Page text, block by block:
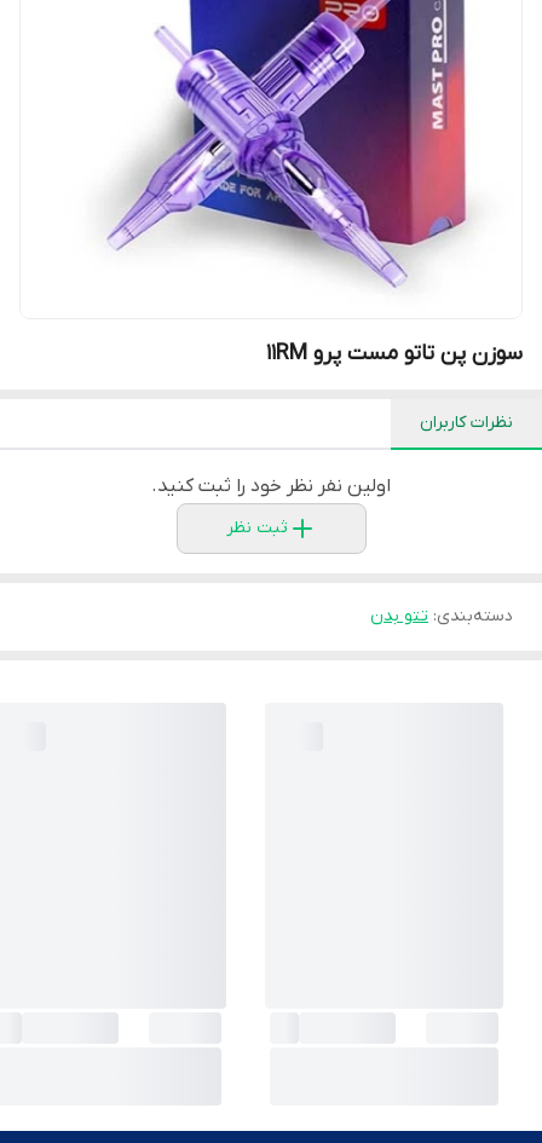
سوزن پن تاتو مست پرو 11RM
نظرات کاربران
اولین نفر نظر خود را ثبت کنید.
ثبت نظر
دسته‌بندی: تتو بدن